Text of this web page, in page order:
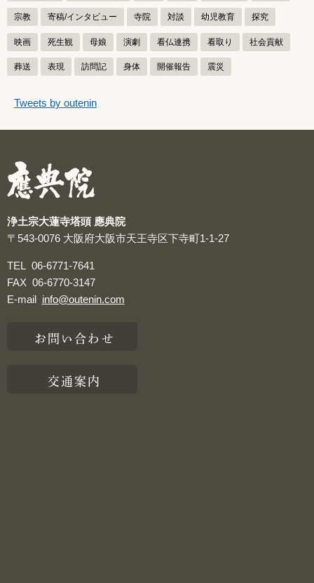
宗教 寄稿/インタビュー 寺院 対談 幼児教育 探究
映画 死生観 母娘 演劇 看仏連携 看取り 社会貢献
葬送 表現 訪問記 身体 開催報告 震災
つぶやき
つぶやきをスキップする
Tweets by outenin
浄土宗大蓮寺塔頭 應典院
〒543-0076 大阪府大阪市天王寺区下寺町1-1-27
TEL 06-6771-7641
FAX 06-6770-3147
E-mail info@outenin.com
お問い合わせ
交通案内